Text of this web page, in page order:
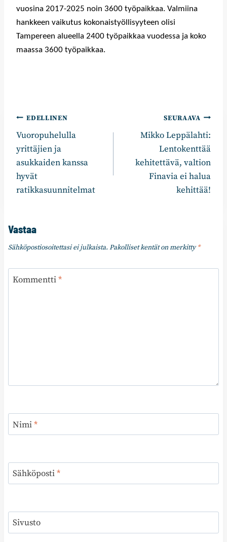
vuosina 2017-2025 noin 3600 työpaikkaa. Valmiina
hankkeen vaikutus kokonaistyöllisyyteen olisi
Tampereen alueella 2400 työpaikkaa vuodessa ja koko
maassa 3600 työpaikkaa.
Artikkelien
selaus
EDELLINEN
Vuoropuhelulla
yrittäjien ja
asukkaiden kanssa
hyvät
ratikkasuunnitelmat
SEURAAVA
Mikko Leppälahti:
Lentokenttää
kehitettävä, valtion
Finavia ei halua
kehittää!
Vastaa
Sähköpostiosoitettasi ei julkaista. Pakolliset kentät on merkitty*
Kommentti*
Nimi*
Sähköposti*
Sivusto